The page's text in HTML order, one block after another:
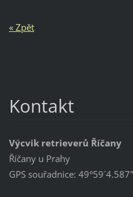
« Zpět
Kontakt
Výcvik retrieverů Říčany
Říčany u Prahy
GPS souřadnice: